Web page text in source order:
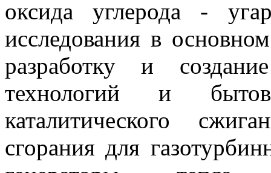
оксида углерода -
исследования в
разработку и
технологий и
каталитического
сгорания для